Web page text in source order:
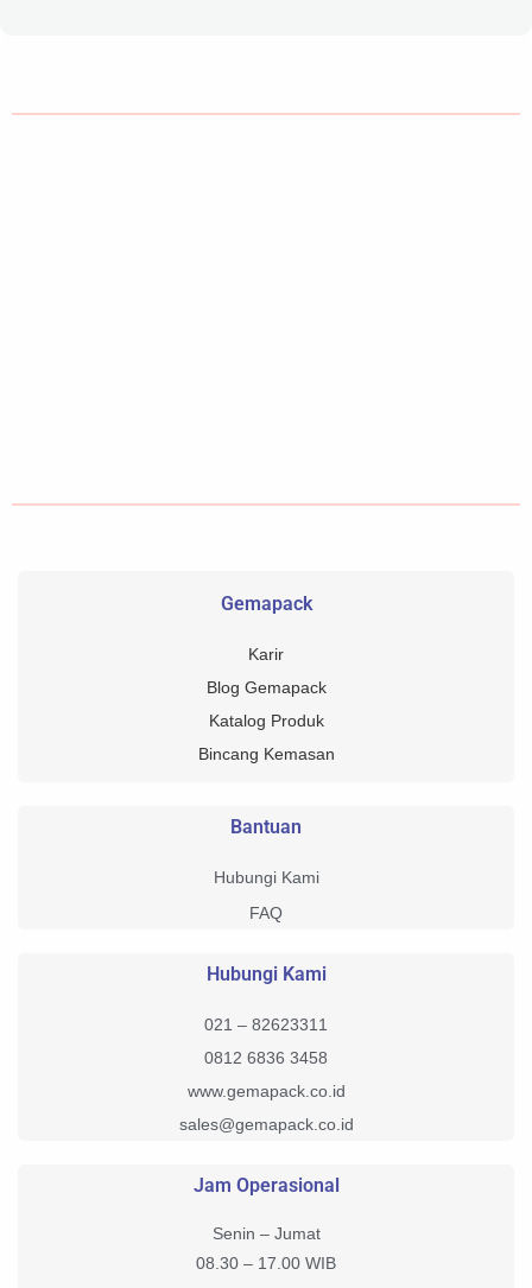
Gemapack
Karir
Blog Gemapack
Katalog Produk
Bincang Kemasan
Bantuan
Hubungi Kami
FAQ
Hubungi Kami
021 – 82623311
0812 6836 3458
www.gemapack.co.id
sales@gemapack.co.id
Jam Operasional
Senin – Jumat
08.30 – 17.00 WIB